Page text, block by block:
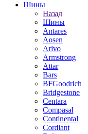
Шины
Назад
Шины
Antares
Aosen
Arivo
Armstrong
Attar
Bars
BFGoodrich
Bridgestone
Centara
Compasal
Continental
Cordiant